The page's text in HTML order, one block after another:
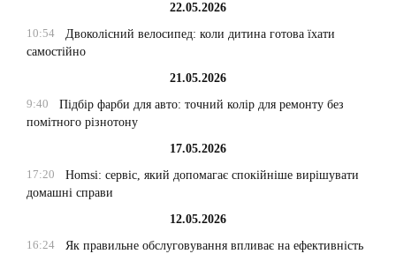
22.05.2026
10:54
Двоколісний велосипед: коли дитина готова їхати
самостійно
21.05.2026
9:40
Підбір фарби для авто: точний колір для ремонту без
помітного різнотону
17.05.2026
17:20
Homsi: сервіс, який допомагає спокійніше вирішувати
домашні справи
12.05.2026
16:24
Як правильне обслуговування впливає на ефективність